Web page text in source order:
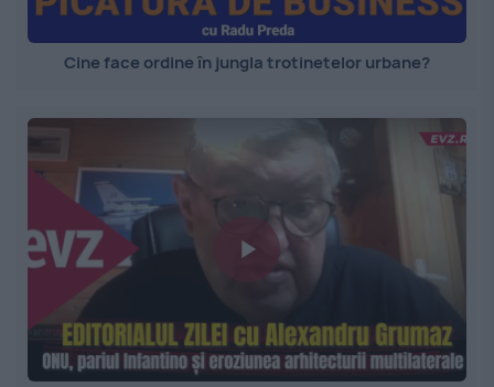
Cine face ordine în jungla trotinetelor urbane?